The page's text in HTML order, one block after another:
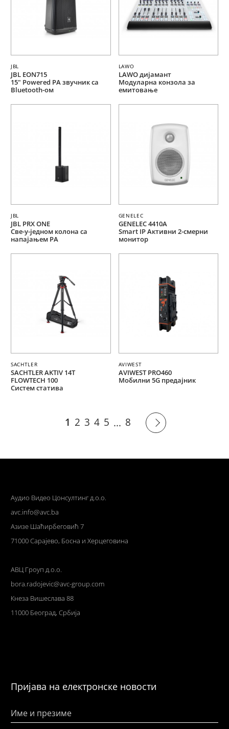
JBL
JBL EON715
15" Powered PA звучник са
Bluetooth-ом
LAWO
LAWO дијамант
Модуларна конзола за
емитовање
JBL
JBL PRX ONE
Све-у-једном колона са
напајањем PA
GENELEC
GENELEC 4410A
Smart IP Активни 2-смерни
монитор
SACHTLER
SACHTLER AKTIV 14T
FLOWTECH 100
Систем статива
AVIWEST
AVIWEST PRO460
Мобилни 5G предајник
1 2 3 4 5 ... 8
Аудио Видео Цонсултинг д.о.о.
avc.info@avc.ba
Азизе Шаћирбеговић 7
71000 Сарајево, Босна и Херцеговина
АВЦ Гроуп д.о.о.
bora.radojevic@avc-group.com
Кнеза Вишеслава 88
11000 Београд, Србија
Пријава на електронске новости
Име и презиме